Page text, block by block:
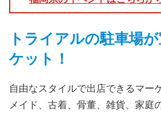
トライアルの駐車場
ケット！
自由なスタイルで出店できるマー
メイド、古着、骨董、雑貨、家庭